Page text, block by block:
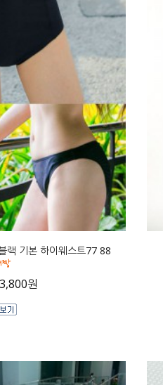
랙 기본 하이웨스트77 88
원